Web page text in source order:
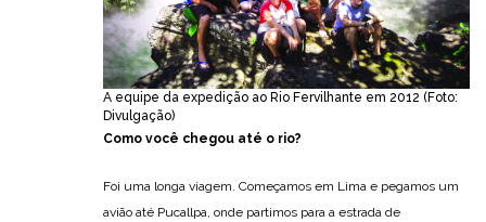
A equipe da expedição ao Rio Fervilhante em 2012 (Foto:
Divulgação)
Como você chegou até o rio?
Foi uma longa viagem. Começamos em Lima e pegamos um
avião até Pucallpa, onde partimos para a estrada de